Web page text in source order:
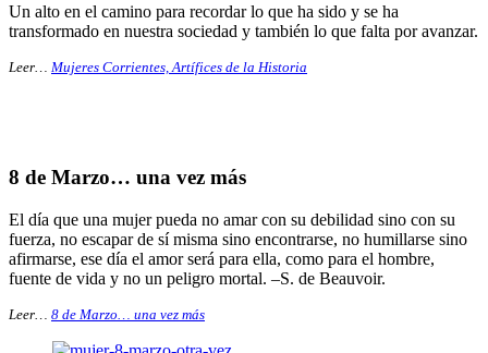
Un alto en el camino para recordar lo que ha sido y se ha
transformado en nuestra sociedad y también lo que falta por avanzar.
Leer… Mujeres Corrientes, Artífices de la Historia
8 de Marzo… una vez más
El día que una mujer pueda no amar con su debilidad sino con su
fuerza, no escapar de sí misma sino encontrarse, no humillarse sino
afirmarse, ese día el amor será para ella, como para el hombre,
fuente de vida y no un peligro mortal. –S. de Beauvoir.
Leer… 8 de Marzo… una vez más